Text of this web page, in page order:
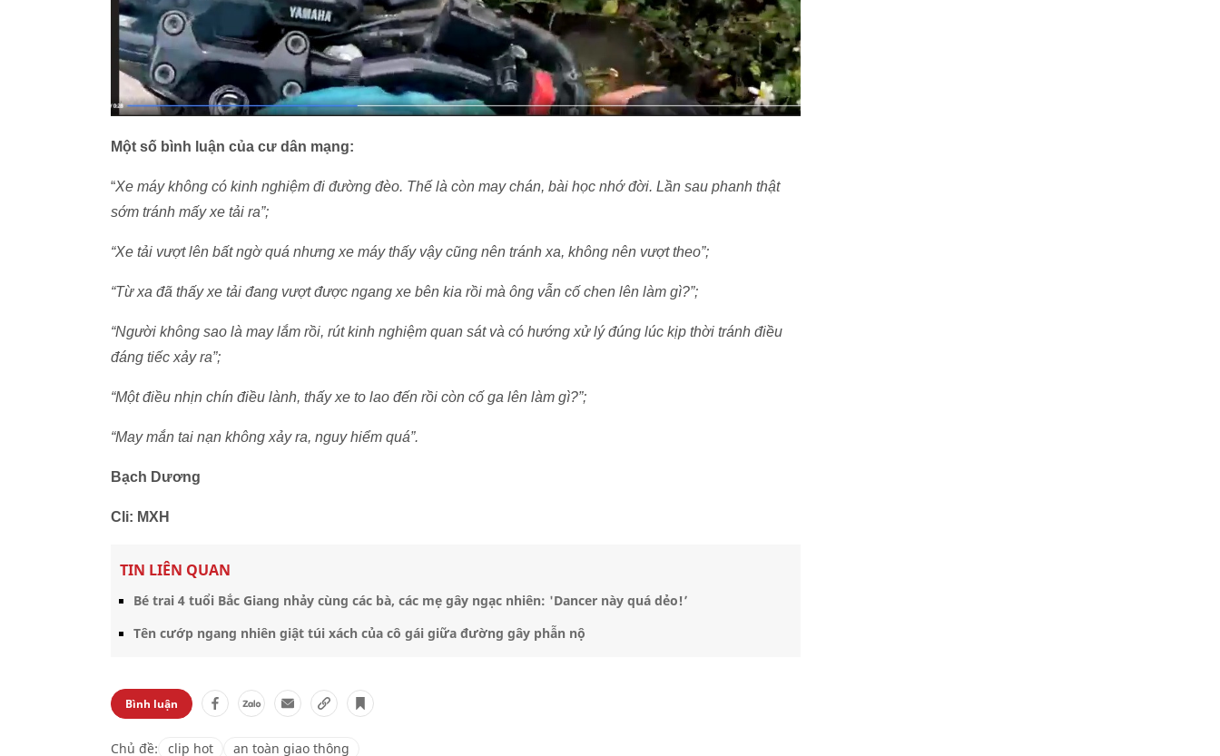
Một số bình luận của cư dân mạng:
“Xe máy không có kinh nghiệm đi đường đèo. Thế là còn may chán, bài học nhớ đời. Lần sau phanh thật
sớm tránh mấy xe tải ra”;
“Xe tải vượt lên bất ngờ quá nhưng xe máy thấy vậy cũng nên tránh xa, không nên vượt theo”;
“Từ xa đã thấy xe tải đang vượt được ngang xe bên kia rồi mà ông vẫn cố chen lên làm gì?”;
“Người không sao là may lắm rồi, rút kinh nghiệm quan sát và có hướng xử lý đúng lúc kịp thời tránh điều
đáng tiếc xảy ra”;
“Một điều nhịn chín điều lành, thấy xe to lao đến rồi còn cố ga lên làm gì?”;
“May mắn tai nạn không xảy ra, nguy hiểm quá”.
Bạch Dương
Cli: MXH
TIN LIÊN QUAN
Bé trai 4 tuổi Bắc Giang nhảy cùng các bà, các mẹ gây ngạc nhiên: 'Dancer này quá dẻo!’
Tên cướp ngang nhiên giật túi xách của cô gái giữa đường gây phẫn nộ
Bình luận
Chủ đề: clip hot an toàn giao thông